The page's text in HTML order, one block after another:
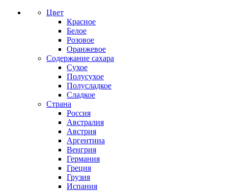
Цвет
Красное
Белое
Розовое
Оранжевое
Содержание сахара
Сухое
Полусухое
Полусладкое
Сладкое
Страна
Россия
Австралия
Австрия
Аргентина
Венгрия
Германия
Греция
Грузия
Испания